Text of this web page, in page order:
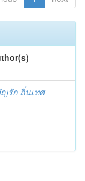
รัก ถิ่นเทศ